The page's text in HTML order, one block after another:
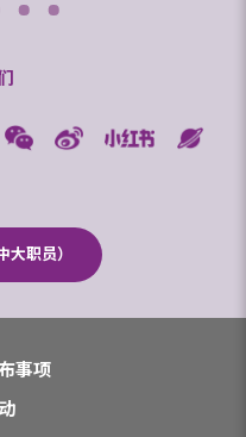
大职员）
事项